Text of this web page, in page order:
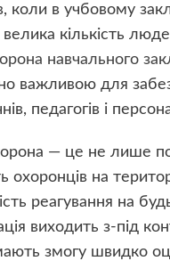
коли в учбовому
кількість
навчального
важливою для
педагогів і
— це не лише
охоронців на
реагування на
виходить з-під
змогу швидко